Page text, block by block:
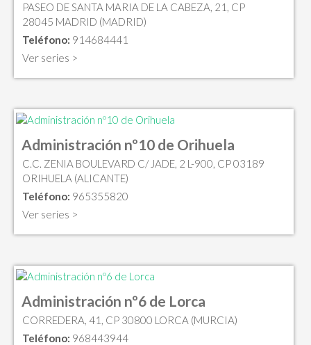
PASEO DE SANTA MARIA DE LA CABEZA, 21, CP
28045 MADRID (MADRID)
Teléfono: 914684441
Ver series >
Administración nº10 de Orihuela
C.C. ZENIA BOULEVARD C/ JADE, 2 L-900, CP 03189
ORIHUELA (ALICANTE)
Teléfono: 965355820
Ver series >
Administración nº6 de Lorca
CORREDERA, 41, CP 30800 LORCA (MURCIA)
Teléfono: 968443944